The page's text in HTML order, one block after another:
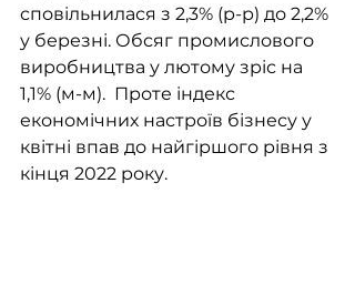
сповільнилася з 2,3% (р-р) до 2,2%
у березні. Обсяг промислового
виробництва у лютому зріс на
1,1% (м-м).  Проте індекс
економічних настроїв бізнесу у
квітні впав до найгіршого рівня з
кінця 2022 року.